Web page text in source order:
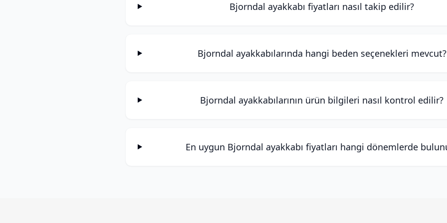
Bjorndal ayakkabı fiyatları nasıl takip edilir?
Bjorndal ayakkabılarında hangi beden seçenekleri mevcut?
Bjorndal ayakkabılarının ürün bilgileri nasıl kontrol edilir?
En uygun Bjorndal ayakkabı fiyatları hangi dönemlerde